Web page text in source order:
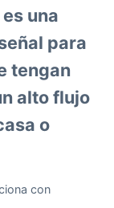
una
para
tengan
alto flujo
o
con